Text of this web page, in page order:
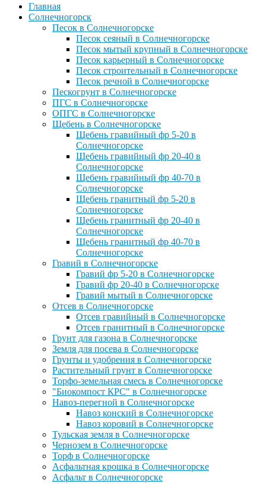
Главная
Солнечногорск
Песок в Солнечногорске
Песок сеяный в Солнечногорске
Песок мытый крупный в Солнечногорске
Песок карьерный в Солнечногорске
Песок строительный в Солнечногорске
Песок речной в Солнечногорске
Пескогрунт в Солнечногорске
ПГС в Солнечногорске
ОПГС в Солнечногорске
Щебень в Солнечногорске
Щебень гравийный фр 5-20 в
Солнечногорске
Щебень гравийный фр 20-40 в
Солнечногорске
Щебень гравийный фр 40-70 в
Солнечногорске
Щебень гранитный фр 5-20 в
Солнечногорске
Щебень гранитный фр 20-40 в
Солнечногорске
Щебень гранитный фр 40-70 в
Солнечногорске
Гравий в Солнечногорске
Гравий фр 5-20 в Солнечногорске
Гравий фр 20-40 в Солнечногорске
Гравий мытый в Солнечногорске
Отсев в Солнечногорске
Отсев гравийный в Солнечногорске
Отсев гранитный в Солнечногорске
Грунт для газона в Солнечногорске
Земля для посева в Солнечногорске
Грунты и удобрения в Солнечногорске
Растительный грунт в Солнечногорске
Торфо-земельная смесь в Солнечногорске
"Биокомпост КРС" в Солнечногорске
Навоз-перегной в Солнечногорске
Навоз конский в Солнечногорске
Навоз коровий в Солнечногорске
Тульская земля в Солнечногорске
Чернозем в Солнечногорске
Торф в Солнечногорске
Асфальтная крошка в Солнечногорске
Асфальт в Солнечногорске